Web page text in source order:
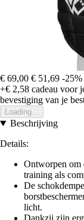
€ 69,00 € 51,69 -25%
+€ 2,58 cadeau voor
bevestiging van je
Loading...
Beschrijving
Details:
Ontworpen om
training als
De
licht.